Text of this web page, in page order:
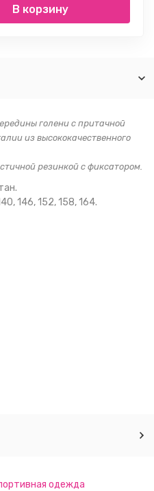
В корзину
голени с притачной
из высококачественного
резинкой с фиксатором.
146, 152, 158, 164.
одежда